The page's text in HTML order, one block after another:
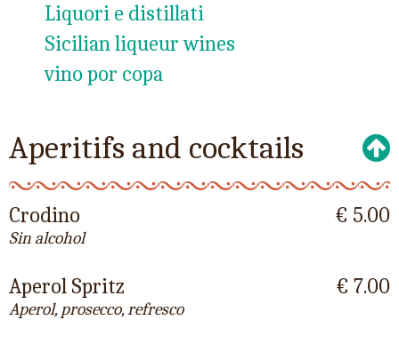
Liquori e distillati
Sicilian liqueur wines
vino por copa
Aperitifs and cocktails
Crodino
Sin alcohol
€ 5.00
Aperol Spritz
Aperol, prosecco, refresco
€ 7.00